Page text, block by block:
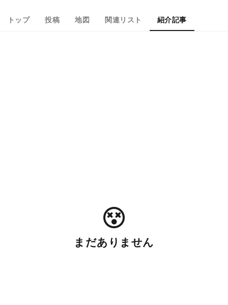
トップ 投稿 地図 関連リスト 紹介記事
まだありません